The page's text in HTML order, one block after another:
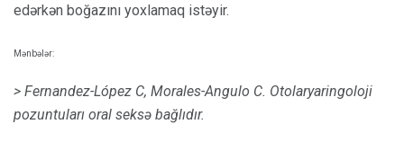
edərkən boğazını yoxlamaq istəyir.
Mənbələr:
> Fernandez-López C, Morales-Angulo C. Otolaryaringoloji
pozuntuları oral seksə bağlıdır.